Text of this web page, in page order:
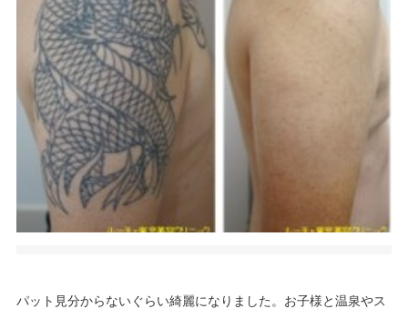
パット見分からないぐらい綺麗になりました。お子様と温泉やス